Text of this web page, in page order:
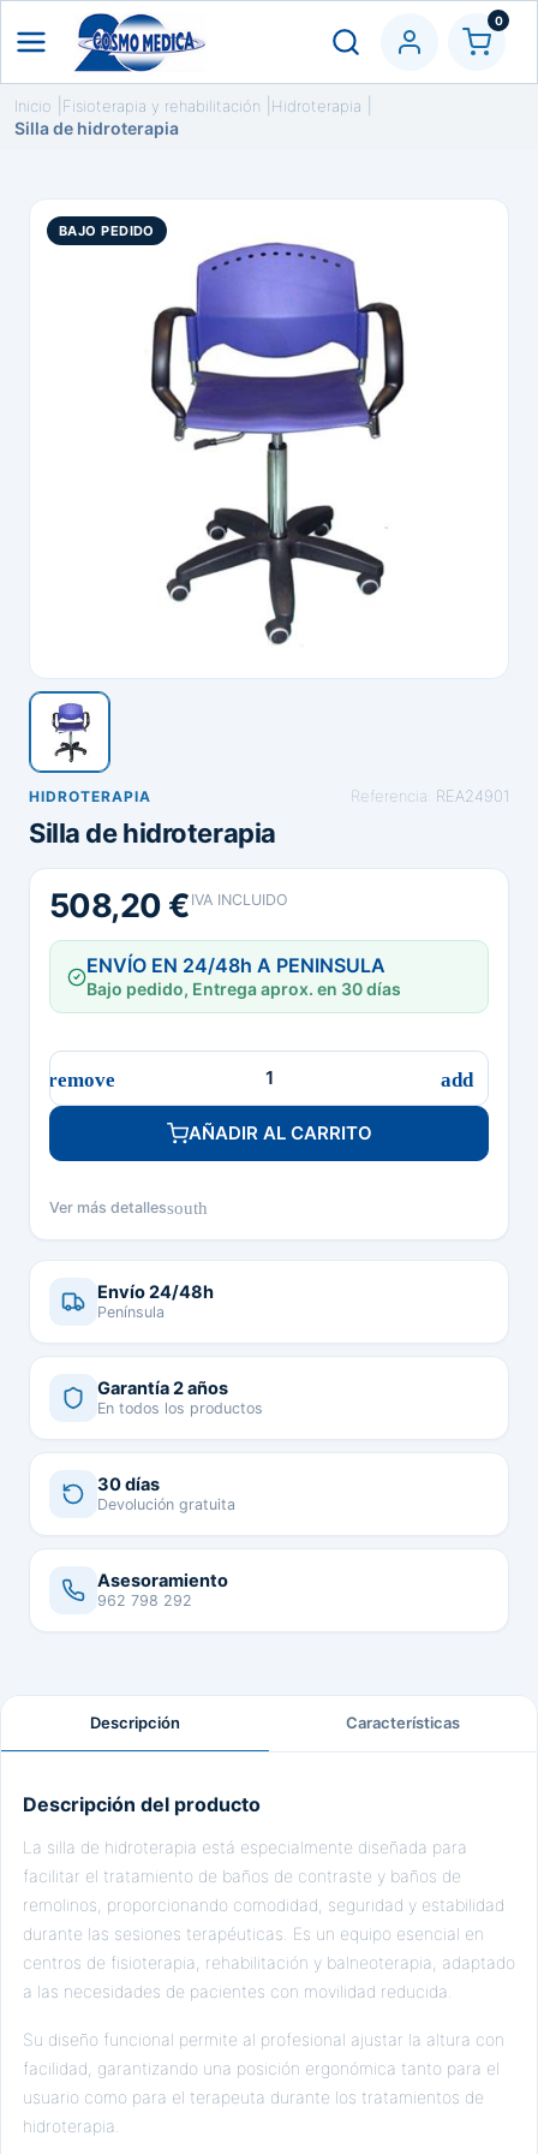
0
Inicio Fisioterapia y rehabilitación Hidroterapia
Silla de hidroterapia
BAJO PEDIDO
HIDROTERAPIA Referencia: REA24901
Silla de hidroterapia
508,20 € IVA INCLUIDO
ENVÍO EN 24/48h A PENINSULA
Bajo pedido, Entrega aprox. en 30 días
AÑADIR AL CARRITO
Ver más detallessouth
Envío 24/48h
Península
Garantía 2 años
En todos los productos
30 días
Devolución gratuita
Asesoramiento
962 798 292
Descripción Características
Descripción del producto
La silla de hidroterapia está especialmente diseñada para
facilitar el tratamiento de baños de contraste y baños de
remolinos, proporcionando comodidad, seguridad y estabilidad
durante las sesiones terapéuticas. Es un equipo esencial en
centros de fisioterapia, rehabilitación y balneoterapia, adaptado
a las necesidades de pacientes con movilidad reducida.
Su diseño funcional permite al profesional ajustar la altura con
facilidad, garantizando una posición ergonómica tanto para el
usuario como para el terapeuta durante los tratamientos de
hidroterapia.